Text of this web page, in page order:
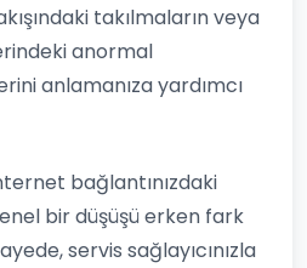
takılmaların veya
anormal
anlamanıza yardımcı
bağlantınızdaki
bir düşüşü erken fark
servis sağlayıcınızla